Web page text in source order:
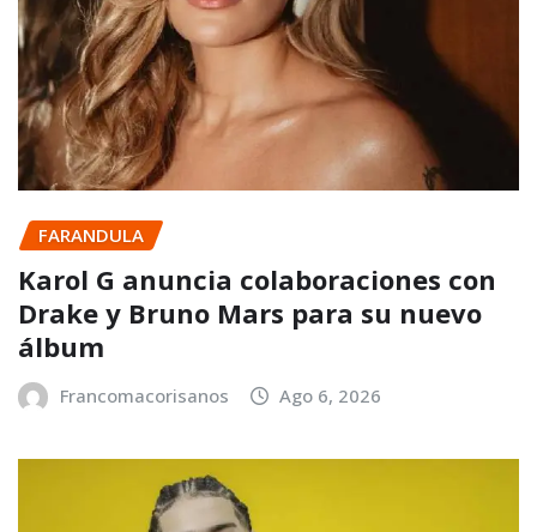
FARANDULA
Karol G anuncia colaboraciones con
Drake y Bruno Mars para su nuevo
álbum
Francomacorisanos Ago 6, 2026